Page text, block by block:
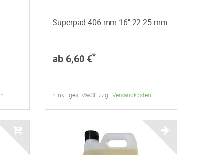
Superpad 406 mm 16" 22-25 mm
ab 6,60 €*
* inkl. ges. MwSt. zzgl. Versandkosten